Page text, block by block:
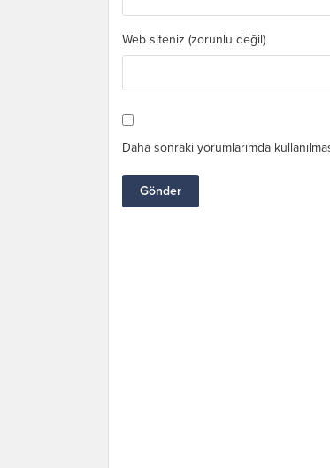
Web siteniz (zorunlu değil)
Daha sonraki yorumlarımda